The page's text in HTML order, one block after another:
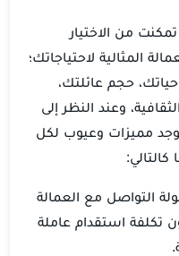
من الاختيار
المثالية لاحتياجاتك؛
حجم عائلتك،
وعند النظر إلى
توجد مميزات وعيوب لكل
التواصل مع العمالة
تكلفة استقدام عاملة